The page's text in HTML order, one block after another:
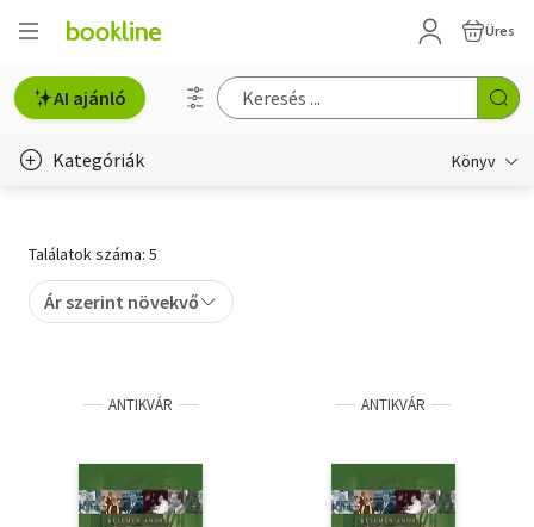
Üres
AI ajánló
Kategóriák Könyv
Gyermek- és ifjúsági
Találatok száma: 5
Ár szerint növekvő
ANTIKVÁR ANTIKVÁR